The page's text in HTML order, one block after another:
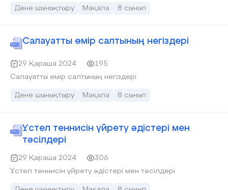
Дене шынықтыру Мақала 8 сынып
Салауатты өмір салтының негіздері
29 Қараша 2024
195
Салауатты өмір салтының негіздері
Дене шынықтыру Мақала 8 сынып
Үстел теннисін үйрету әдістері мен
тәсілдері
29 Қараша 2024
306
Үстел теннисін үйрету әдістері мен тәсілдері